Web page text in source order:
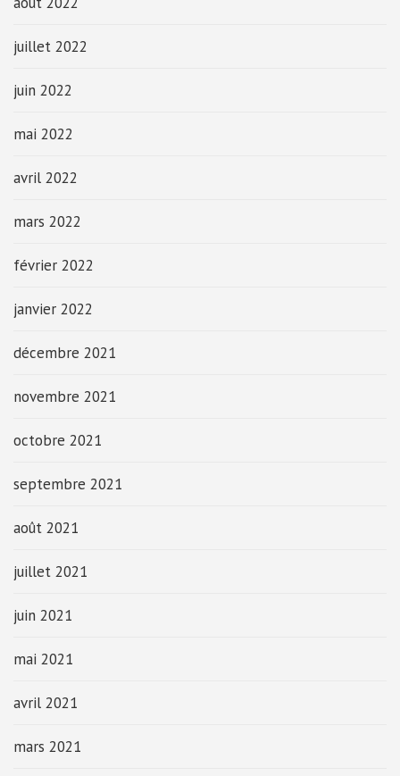
juillet 2022
juin 2022
mai 2022
avril 2022
mars 2022
février 2022
janvier 2022
décembre 2021
novembre 2021
octobre 2021
septembre 2021
août 2021
juillet 2021
juin 2021
mai 2021
avril 2021
mars 2021